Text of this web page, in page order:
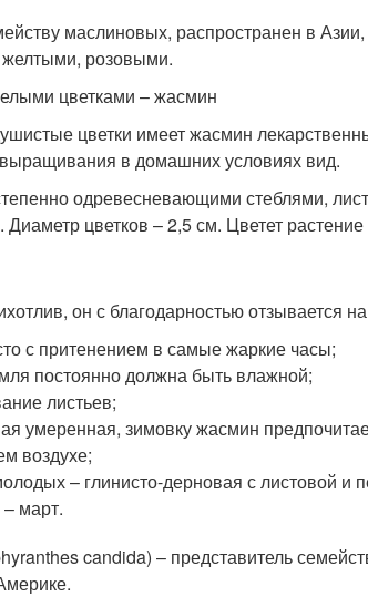
маслиновых, распространен в
розовыми.
цветками – жасмин
цветки имеет жасмин
в домашних условиях вид.
одревесневающими стеблями,
Диаметр цветков – 2,5 см. Цветет
он с благодарностью отзывается
с притенением в самые жаркие часы;
постоянно должна быть влажной;
листьев;
умеренная, зимовку жасмин
воздухе;
– глинисто-дерновая с листовой и
март.
candida) – представитель